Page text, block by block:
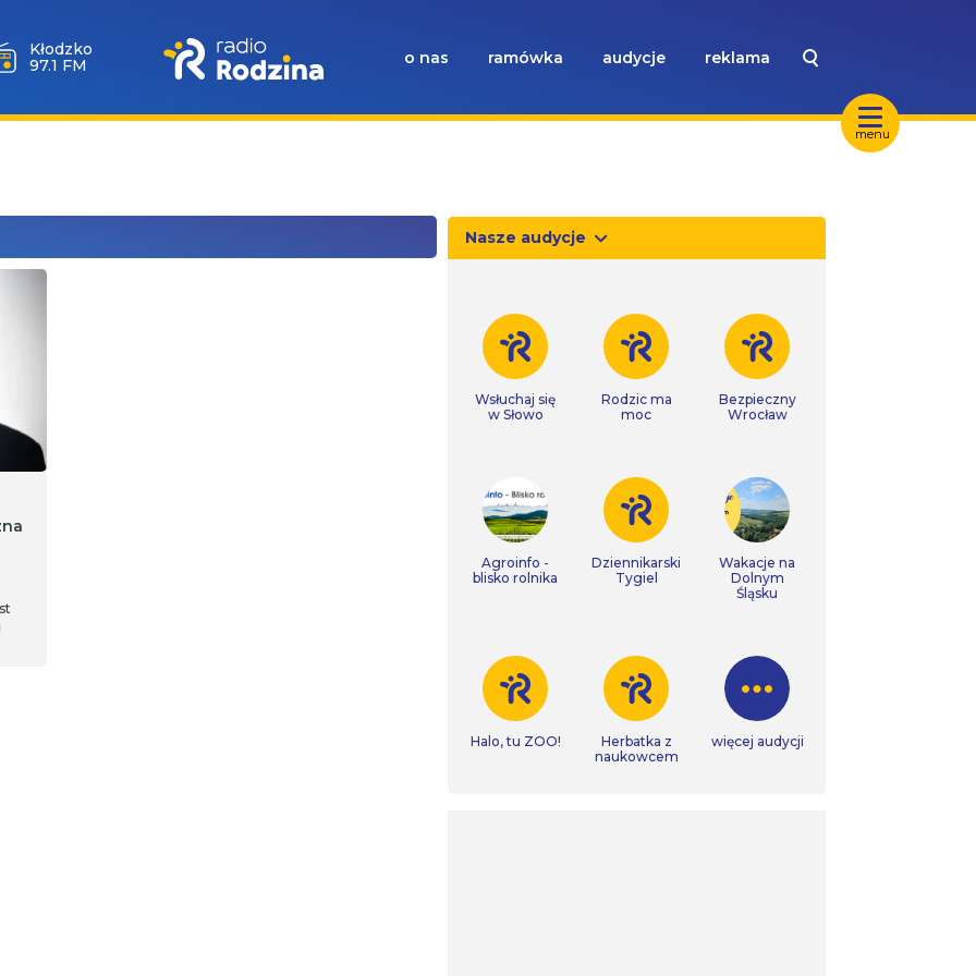
menu
Wołów
99.6 FM
o nas ramówka audycje reklama
Nasze audycje
Wsłuchaj się
w Słowo
Rodzic ma
moc
Bezpieczny
Wrocław
Agroinfo -
blisko rolnika
Dziennikarski
Tygiel
Wakacje na
Dolnym
Śląsku
Halo, tu ZOO!
Herbatka z
naukowcem
więcej audycji